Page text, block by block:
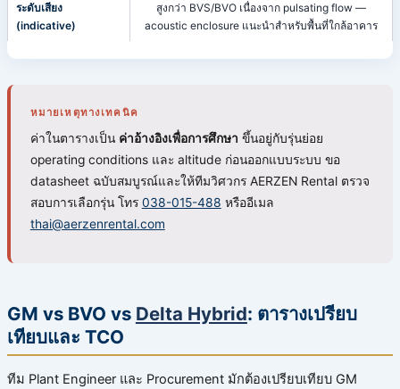
ระดับเสียง
(indicative)
สูงกว่า BVS/BVO เนื่องจาก pulsating flow —
acoustic enclosure แนะนำสำหรับพื้นที่ใกล้อาคาร
หมายเหตุทางเทคนิค
ค่าในตารางเป็น ค่าอ้างอิงเพื่อการศึกษา ขึ้นอยู่กับรุ่นย่อย
operating conditions และ altitude ก่อนออกแบบระบบ ขอ
datasheet ฉบับสมบูรณ์และให้ทีมวิศวกร AERZEN Rental ตรวจ
สอบการเลือกรุ่น โทร 038-015-488 หรืออีเมล
thai@aerzenrental.com
GM vs BVO vs Delta Hybrid: ตารางเปรียบ
เทียบและ TCO
ทีม Plant Engineer และ Procurement มักต้องเปรียบเทียบ GM